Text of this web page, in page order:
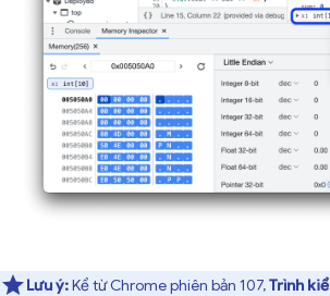
Lưu ý:Kể từ Chrome phiên bản 107,Trình